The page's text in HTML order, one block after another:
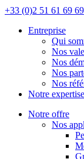
+33 (0)2 51 61 69 69
Entreprise
Qui
Nos
Nos
Nos
Nos
Notre expertise
Notre offre
Nos